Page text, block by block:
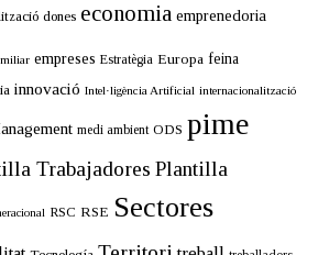
dones economia emprenedoria
empreses Estratègia Europa feina
innovació Intel·ligència Artificial internacionalització
medi ambient ODS pime
Trabajadores Plantilla
RSC RSE Sectores